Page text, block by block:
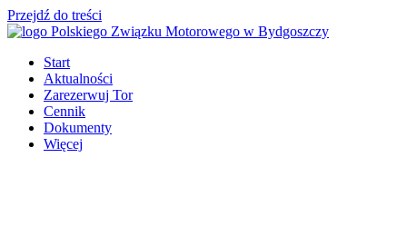
Przejdź do treści
Start
Aktualności
Zarezerwuj Tor
Cennik
Dokumenty
Więcej